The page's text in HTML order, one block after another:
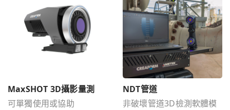
MaxSHOT 3D攝影量測
可單獨使用或協助
NDT管道
非破壞管道3D檢測軟體模